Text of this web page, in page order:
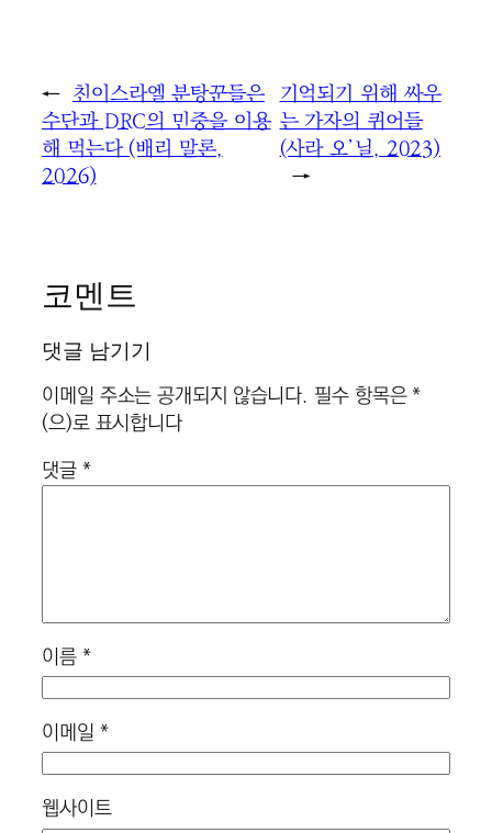
← 친이스라엘 분탕꾼들은
수단과 DRC의 민중을 이용
해 먹는다 (배리 말론,
2026)
기억되기 위해 싸우
는 가자의 퀴어들
(사라 오’닐, 2023)
→
코멘트
댓글 남기기
이메일 주소는 공개되지 않습니다. 필수 항목은*
(으)로 표시합니다
댓글 *
이름 *
이메일 *
웹사이트